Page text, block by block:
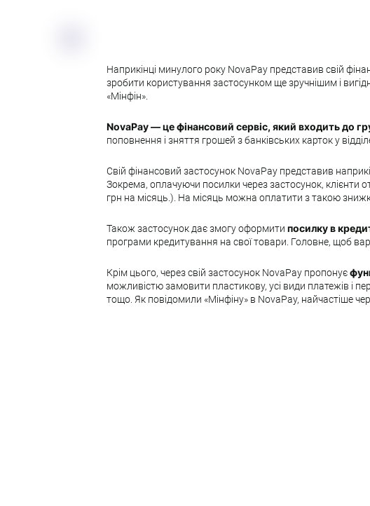
Наприкінці минулого року NovaPay представив свій
зробити користування застосунком ще зручнішим і
«Мінфін».
NovaPay — це фінансовий сервіс, який входить до
поповнення і зняття грошей з банківських карток у
Свій фінансовий застосунок NovaPay представив
Зокрема, оплачуючи посилки через застосунок, клієнти
грн на місяць.). На місяць можна оплатити з такою
Також застосунок дає змогу оформити посилку в
програми кредитування на свої товари. Головне, щоб
Крім цього, через свій застосунок NovaPay пропонує
можливістю замовити пластикову, усі види платежів і
тощо. Як повідомили «Мінфіну» в NovaPay, найчастіше